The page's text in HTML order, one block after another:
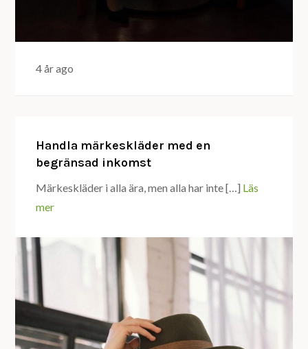
4 år ago
Handla märkeskläder med en
begränsad inkomst
Märkeskläder i alla ära, men alla har inte […] Läs
mer